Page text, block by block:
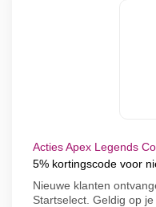
Acties Apex Legends
5% kortingscode voor
Nieuwe klanten
Startselect. Geldig op